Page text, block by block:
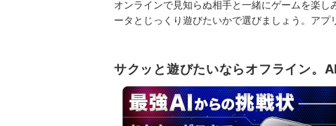
オンラインで見知らぬ相手と一緒にゲームを楽
ータとじっくり遊びたいかで選びましょう。アプ
サクッと遊びたいならオフライン。